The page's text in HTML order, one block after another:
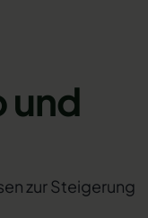
und
zur Steigerung